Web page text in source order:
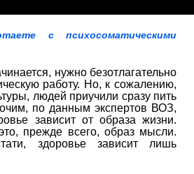
с психосоматическими
нужно безотлагательно
работу. Но, к сожалению,
людей приучили сразу пить
по данным экспертов ВОЗ,
зависит от образа жизни.
прежде всего, образ мысли.
здоровье зависит лишь